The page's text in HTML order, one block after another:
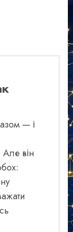
— і
він